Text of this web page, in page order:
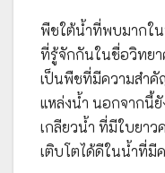
พืชใต้น้ำที่พบมากใน
ที่รู้จักกันในชื่อวิทยา
เป็นพืชที่มีความสำคั
แหล่งน้ำ นอกจากนี้
เกลียวน้ำ ที่มีใบยา
เติบโตได้ดีในน้ำที่มี